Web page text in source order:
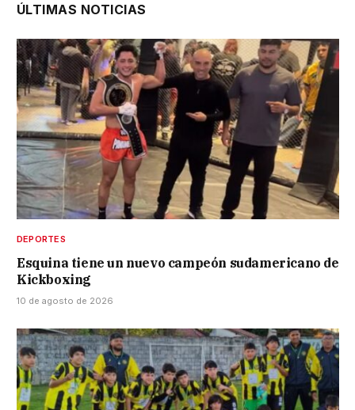
ÚLTIMAS NOTICIAS
DEPORTES
Esquina tiene un nuevo campeón sudamericano de
Kickboxing
10 de agosto de 2026